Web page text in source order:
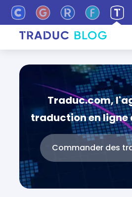
Traduc.com,
traduction en ligne
Commander des